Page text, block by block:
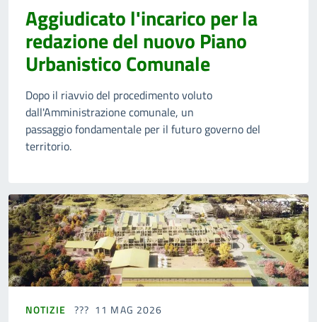
Aggiudicato l'incarico per la
redazione del nuovo Piano
Urbanistico Comunale
Dopo il riavvio del procedimento voluto
dall'Amministrazione comunale, un
passaggio fondamentale per il futuro governo del
territorio.
NOTIZIE 11 MAG 2026